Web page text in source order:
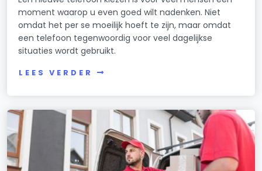
moment waarop u even goed wilt nadenken. Niet
omdat het per se moeilijk hoeft te zijn, maar omdat
een telefoon tegenwoordig voor veel dagelijkse
situaties wordt gebruikt.
LEES VERDER